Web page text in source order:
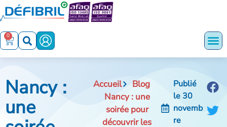
0
Nancy :
une
Accueil
Blog
Nancy : une
soirée pour
découvrir les
Publié
le 30
novemb
re